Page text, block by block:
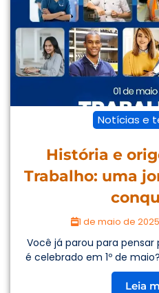
Notícias e
História e
Trabalho: uma
1 de maio de 2025
Você já parou para pensar
é celebrado em 1º de
Leia